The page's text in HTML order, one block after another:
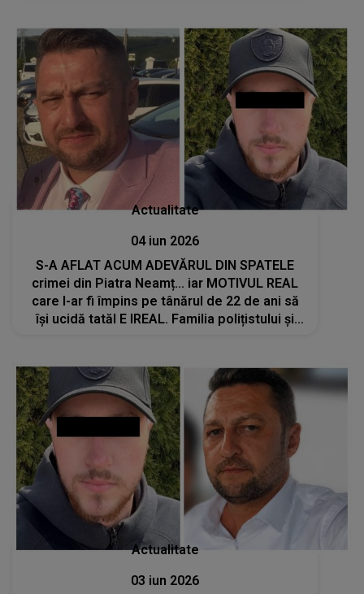
Actualitate
04 iun 2026
S-A AFLAT ACUM ADEVĂRUL DIN SPATELE
crimei din Piatra Neamț... iar MOTIVUL REAL
care l-ar fi împins pe tânărul de 22 de ani să
își ucidă tatăl E IREAL. Familia polițistului și
Actualitate
03 iun 2026